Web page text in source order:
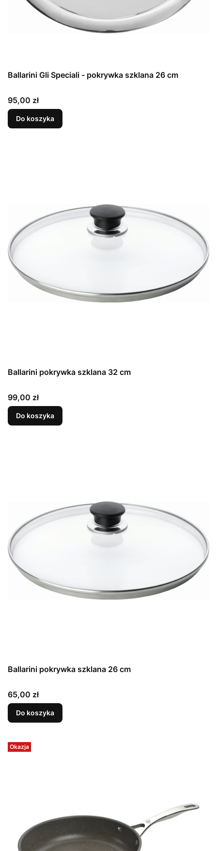
Ballarini Gli Speciali - pokrywka szklana 26 cm
Cena
95,00 zł
Do koszyka
Ballarini pokrywka szklana 32 cm
Cena
99,00 zł
Do koszyka
Ballarini pokrywka szklana 26 cm
Cena
65,00 zł
Do koszyka
Okazja